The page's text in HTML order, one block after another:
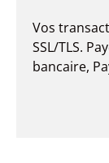
Vos
SSL/TLS.
bancaire,